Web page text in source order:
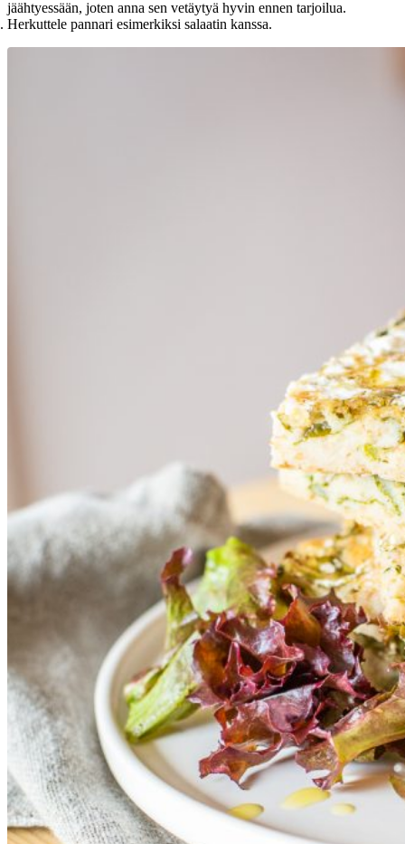
jäähtyessään, joten anna sen vetäytyä hyvin ennen tarjoilua.
Herkuttele pannari esimerkiksi salaatin kanssa.